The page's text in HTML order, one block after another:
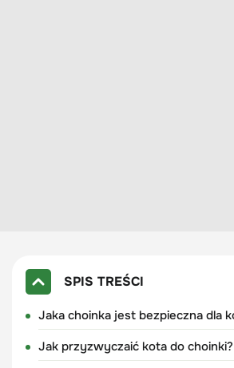
SPIS TREŚCI
Jaka choinka jest bezpieczna dla
Jak przyzwyczaić kota do choinki?